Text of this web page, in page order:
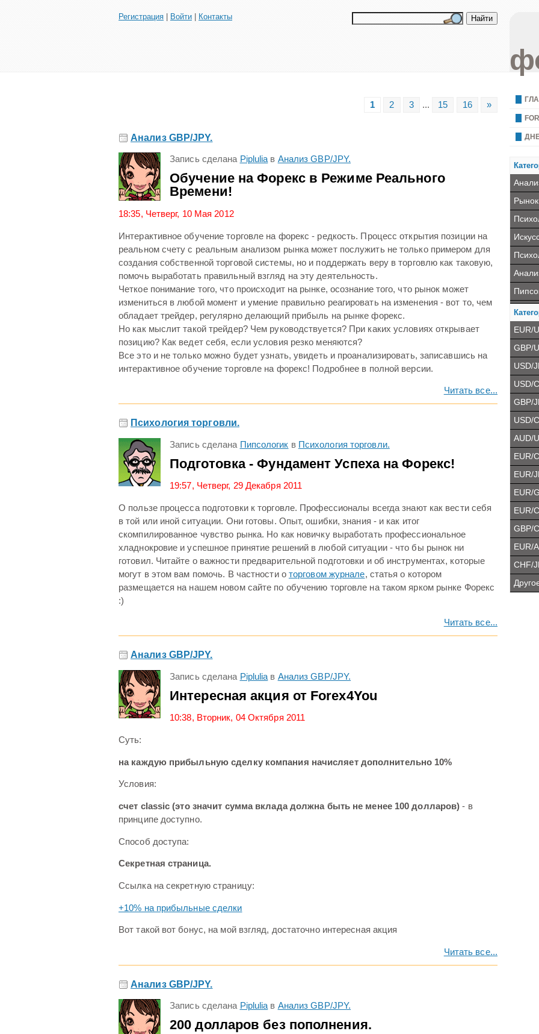
Регистрация Войти Контакты
Рынок
EUR/
GBP/
USD/
USD/
GBP/
USD/
AUD/
EUR/
EUR/
EUR/
EUR/
GBP/
EUR/
CHF/
1 2 3 ... 15 16 »
Анализ GBP/JPY.
Запись сделана Pipluliaв Анализ GBP/JPY.
Обучение на Форекс в Режиме Реального
Времени!
18:35, Четверг, 10 Мая 2012
Интерактивное обучение торговле на форекс - редкость. Процесс открытия позиции на
реальном счету с реальным анализом рынка может послужить не только примером для
создания собственной торговой системы, но и поддержать веру в торговлю как таковую,
помочь выработать правильный взгляд на эту деятельность.
Четкое понимание того, что происходит на рынке, осознание того, что рынок может
измениться в любой момент и умение правильно реагировать на изменения - вот то, чем
обладает трейдер, регулярно делающий прибыль на рынке форекс.
Но как мыслит такой трейдер? Чем руководствуется? При каких условиях открывает
позицию? Как ведет себя, если условия резко меняются?
Все это и не только можно будет узнать, увидеть и проанализировать, записавшись на
интерактивное обучение торговле на форекс! Подробнее в полной версии.
Читать все...
Психология торговли.
Запись сделана Пипсологик в Психология торговли.
Подготовка - Фундамент Успеха на Форекс!
19:57, Четверг, 29 Декабря 2011
О пользе процесса подготовки к торговле. Профессионалы всегда знают как вести себя
в той или иной ситуации. Они готовы. Опыт, ошибки, знания - и как итог
скомпилированное чувство рынка. Но как новичку выработать профессиональное
хладнокровие и успешное принятие решений в любой ситуации - что бы рынок ни
готовил. Читайте о важности предварительной подготовки и об инструментах, которые
могут в этом вам помочь. В частности о торговом журнале, статья о котором
размещается на нашем новом сайте по обучению торговле на таком ярком рынке Форекс
:)
Читать все...
Анализ GBP/JPY.
Запись сделана Piplulia в Анализ GBP/JPY.
Интересная акция от Forex4You
10:38, Вторник, 04 Октября 2011
Суть:
на каждую прибыльную сделку компания начисляет дополнительно 10%
Условия:
счет classic (это значит сумма вклада должна быть не менее 100 долларов) - в
принципе доступно.
Способ доступа:
Секретная страница.
Ссылка на секретную страницу:
+10% на прибыльные сделки
Вот такой вот бонус, на мой взгляд, достаточно интересная акция
Читать все...
Анализ GBP/JPY.
Запись сделана Pipluliaв Анализ GBP/JPY.
200 долларов без пополнения.